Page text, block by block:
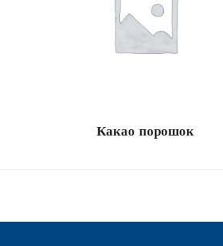
Какао порошок